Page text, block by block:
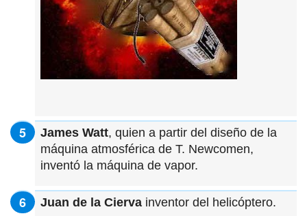
James Watt, quien a partir del diseño de la
máquina atmosférica de T. Newcomen,
inventó la máquina de vapor.
Juan de la Cierva inventor del helicóptero.